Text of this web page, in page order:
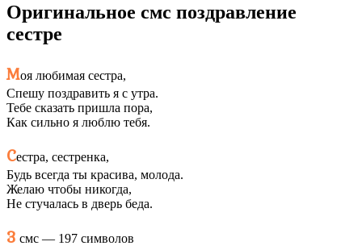
Оригинальное смс поздравление
сестре
Моя любимая сестра,
Спешу поздравить я с утра.
Тебе сказать пришла пора,
Как сильно я люблю тебя.
Сестра, сестренка,
Будь всегда ты красива, молода.
Желаю чтобы никогда,
Не стучалась в дверь беда.
3 смс — 197 символов